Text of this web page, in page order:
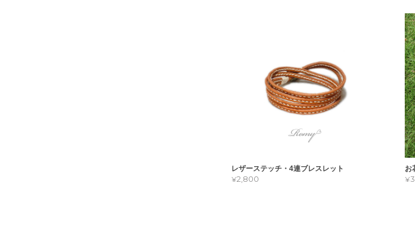
レザーステッチ・4連ブレスレット
¥2,800
お